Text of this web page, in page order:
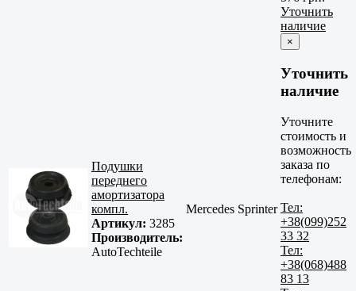
Подушки
переднего
амортизатора
компл.
Артикул: 3285
Производитель:
AutoTechteile
Mercedes Sprinter
Уточнить
наличие
×
Уточнить
наличие
Уточните
стоимость и
возможность
заказа по
телефонам:
Тел:
+38(099)252
33 32
Тел:
+38(068)488
83 13